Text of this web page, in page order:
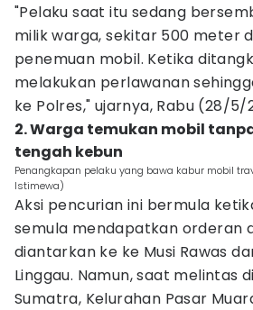
"Pelaku saat itu sedang
milik warga, sekitar 500 meter
penemuan mobil. Ketika
melakukan perlawanan
ke Polres," ujarnya, Rabu (28/5/
2. Warga temukan mobil
tengah kebun
Penangkapan pelaku yang bawa kabur mobil
Istimewa)
Aksi pencurian ini bermula
semula mendapatkan orderan
diantarkan ke ke Musi Rawas
Linggau. Namun, saat melintas
Sumatra, Kelurahan Pasar